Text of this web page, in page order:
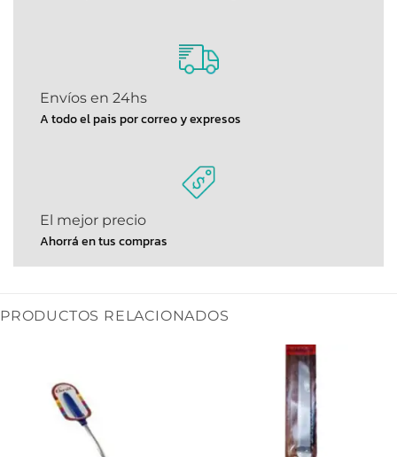
Envíos en 24hs
A todo el pais por correo y expresos
El mejor precio
Ahorrá en tus compras
PRODUCTOS RELACIONADOS